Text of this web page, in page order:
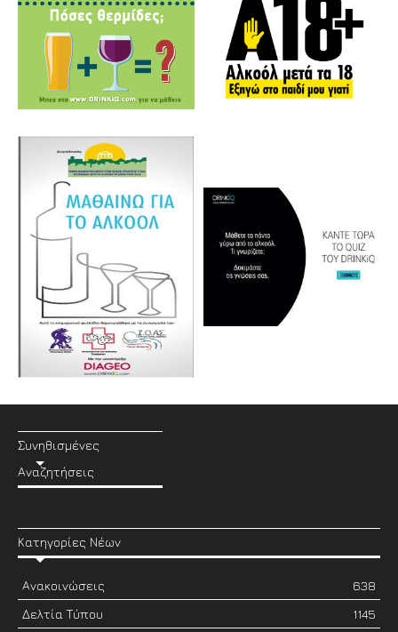
Συνηθισμένες
Αναζητήσεις
Κατηγορίες Νέων
Ανακοινώσεις
638
Δελτία Τύπου
1145